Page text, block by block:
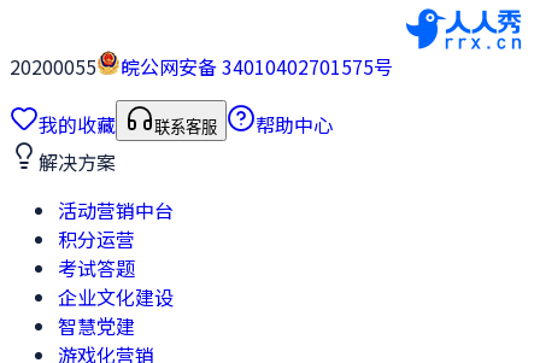
20200055
皖公网安备 34010402701575号
我的收藏
联系客服
帮助中心
解决方案
活动营销中台
积分运营
考试答题
企业文化建设
智慧党建
游戏化营销